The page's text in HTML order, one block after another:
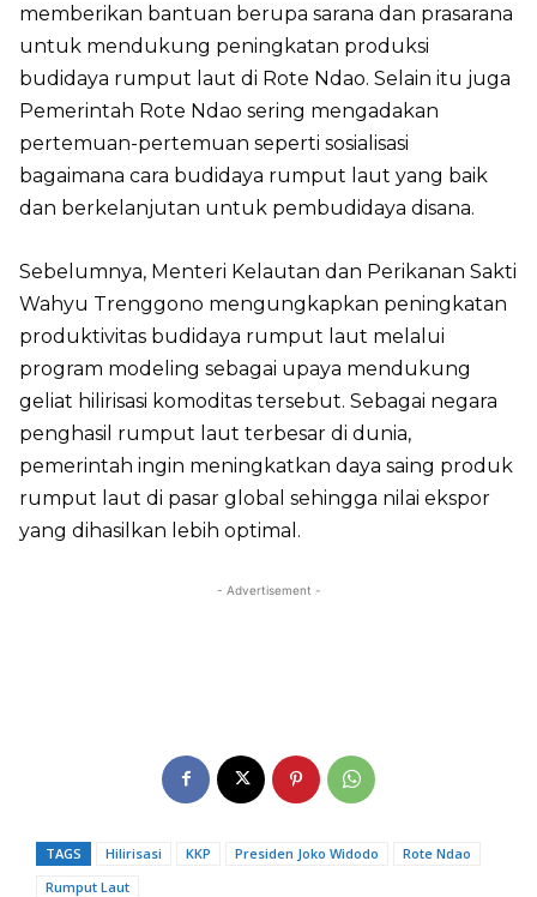
memberikan bantuan berupa sarana dan prasarana
untuk mendukung peningkatan produksi
budidaya rumput laut di Rote Ndao. Selain itu juga
Pemerintah Rote Ndao sering mengadakan
pertemuan-pertemuan seperti sosialisasi
bagaimana cara budidaya rumput laut yang baik
dan berkelanjutan untuk pembudidaya disana.
Sebelumnya, Menteri Kelautan dan Perikanan Sakti
Wahyu Trenggono mengungkapkan peningkatan
produktivitas budidaya rumput laut melalui
program modeling sebagai upaya mendukung
geliat hilirisasi komoditas tersebut. Sebagai negara
penghasil rumput laut terbesar di dunia,
pemerintah ingin meningkatkan daya saing produk
rumput laut di pasar global sehingga nilai ekspor
yang dihasilkan lebih optimal.
- Advertisement -
TAGS Hilirisasi KKP Presiden Joko Widodo
Rote Ndao
Rumput Laut